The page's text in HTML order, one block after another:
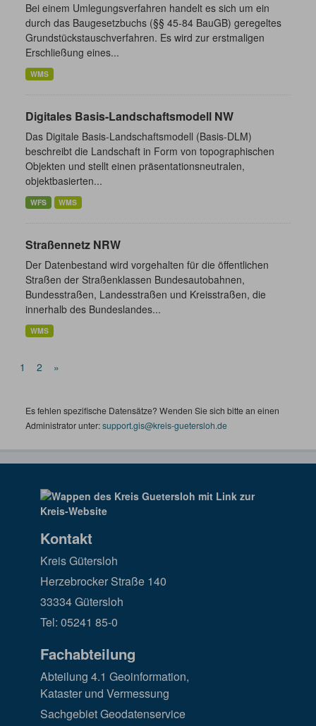
Bei einem Umlegungsverfahren handelt es sich um ein
durch das Baugesetzbuchs (§§ 45-84 BauGB) geregeltes
Grundstückstauschverfahren. Es wird zur erstmaligen
Erschließung eines...
WMS
Digitales Basis-Landschaftsmodell NW
Das Digitale Basis-Landschaftsmodell (Basis-DLM)
beschreibt die Landschaft in Form von topographischen
Objekten und stellt einen präsentationsneutralen,
objektbasierten...
WFS WMS
Straßennetz NRW
Der Datenbestand wird vorgehalten für die öffentlichen
Straßen der Straßenklassen Bundesautobahnen,
Bundesstraßen, Landesstraßen und Kreisstraßen, die
innerhalb des Bundeslandes...
WMS
1 2 »
Es fehlen spezifische Datensätze? Wenden Sie sich bitte an einen
Administrator unter:support.gis@kreis-guetersloh.de
Kontakt
Kreis Gütersloh
Herzebrocker Straße 140
33334 Gütersloh
Tel: 05241 85-0
Fachabteilung
Abteilung 4.1 Geoinformation,
Kataster und Vermessung
Sachgebiet Geodatenservice